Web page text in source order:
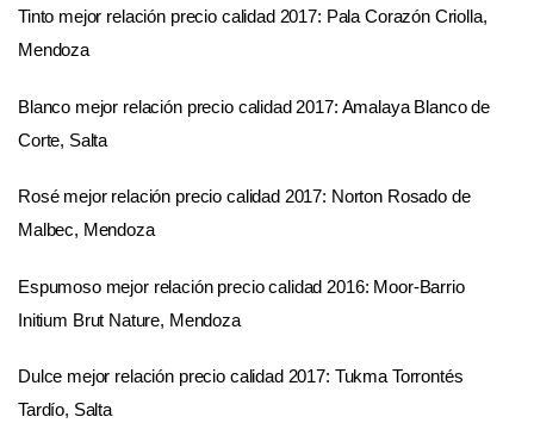
Tinto mejor relación precio calidad 2017: Pala Corazón Criolla,
Mendoza
Blanco mejor relación precio calidad 2017: Amalaya Blanco de
Corte, Salta
Rosé mejor relación precio calidad 2017: Norton Rosado de
Malbec, Mendoza
Espumoso mejor relación precio calidad 2016: Moor-Barrio
Initium Brut Nature, Mendoza
Dulce mejor relación precio calidad 2017: Tukma Torrontés
Tardío, Salta